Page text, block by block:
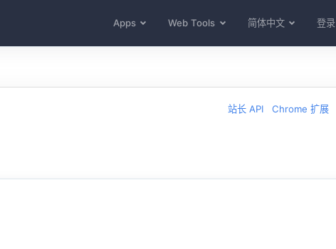
Apps Web Tools 简体中文 登录
站长 API Chrome 扩展